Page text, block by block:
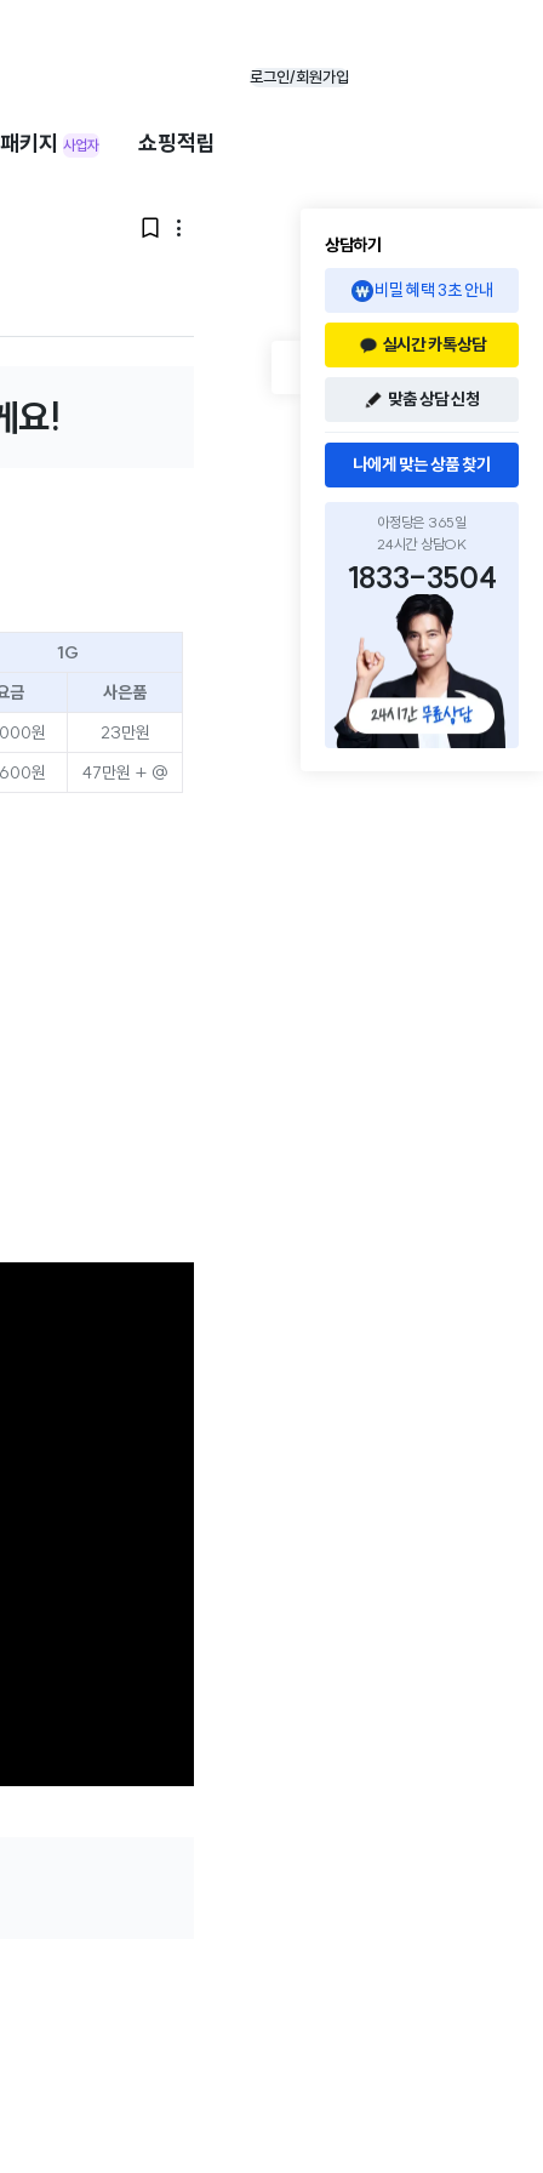
로그인/회원가입
키지 사업자 쇼핑적립
 
요!
1G
금
사은품
원
23만원
원 47만원 + @
상담하기
비밀 혜택 3초 안내
실시간 카톡상담
맞춤 상담 신청
나에게 맞는 상품 찾기
아정당은 365일
24시간 상담OK
1833-3504